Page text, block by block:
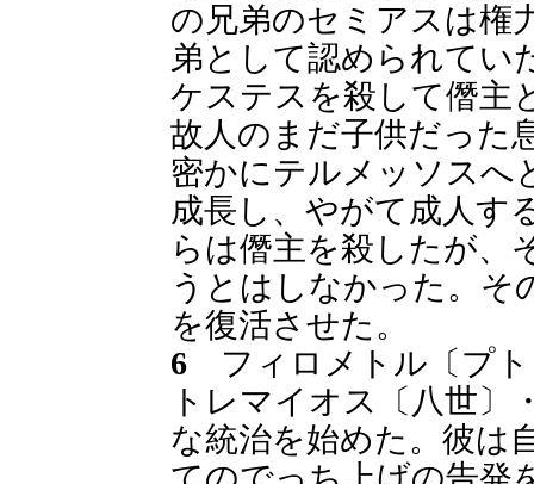
の兄弟のセミアスは権
弟として認められてい
ケステスを殺して僭主
故人のまだ子供だった
密かにテルメッソスへ
成長し、やがて成人す
らは僭主を殺したが、
うとはしなかった。そ
を復活させた。
6 フィロメトル〔プト
トレマイオス〔八世〕
な統治を始めた。彼は